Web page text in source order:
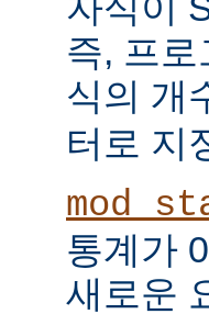
즉, 프
식의 개
터로 지
통계가
새로운